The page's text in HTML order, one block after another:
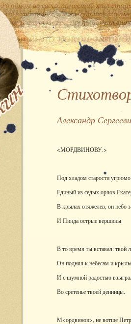
Александр
<МОРДВИНОВУ.>
Под хладом старости угрюмо
Единый из седых орлов
В крылах отяжелев, он небо
И Пинда острые вершины.
В то время ты вставал: твой
Он поднял к небесам и
И с шумной радостью
Во сретенье твоей денницы.
М<ордвинов>, не вотще